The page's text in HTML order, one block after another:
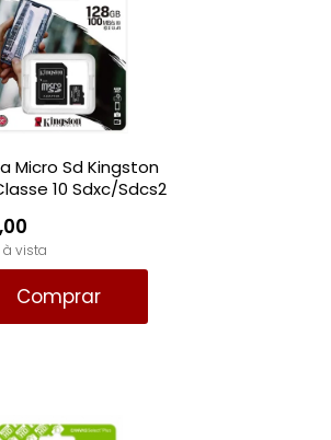
MENOR PREÇO
MAIOR PREÇO
A - Z
Micro Sd Kingston
10 Sdxc/Sdcs2
à vista
Comprar